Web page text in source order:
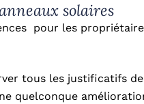
solaires
pour les
tous les justificatifs
quelconque